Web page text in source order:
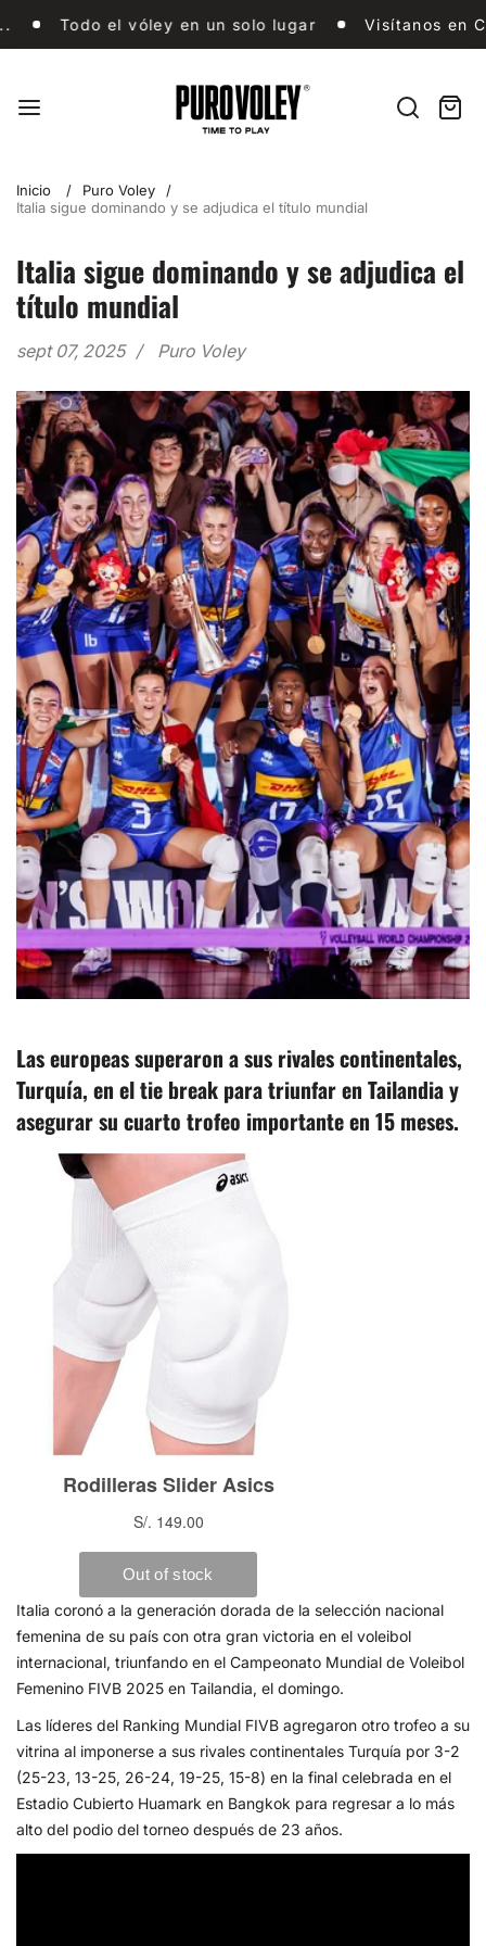
Todo el vóley en un solo lugar Visítanos en
Todo el vóley en un solo lugar Visítanos en
Buscar
Inicio
Puro Voley
Italia sigue dominando y se adjudica el título mundial
Italia sigue dominando y se adjudica el
título mundial
sept 07, 2025 Puro Voley
Las europeas superaron a sus rivales continentales,
Turquía, en el tie break para triunfar en Tailandia y
asegurar su cuarto trofeo importante en 15 meses.
Italia coronó a la generación dorada de la selección nacional
femenina de su país con otra gran victoria en el voleibol
internacional, triunfando en el Campeonato Mundial de Voleibol
Femenino FIVB 2025 en Tailandia, el domingo.
Las líderes del Ranking Mundial FIVB agregaron otro trofeo a su
vitrina al imponerse a sus rivales continentales Turquía por 3-2
(25-23, 13-25, 26-24, 19-25, 15-8) en la final celebrada en el
Estadio Cubierto Huamark en Bangkok para regresar a lo más
alto del podio del torneo después de 23 años.